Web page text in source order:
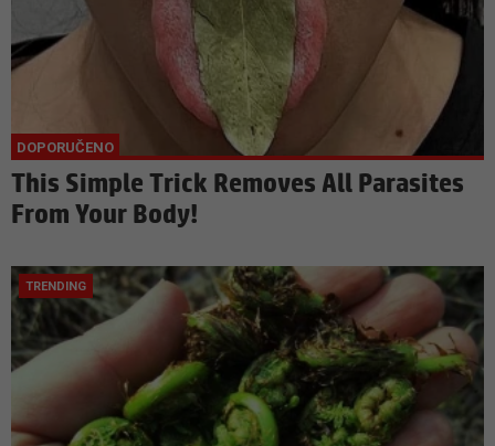
This Simple Trick Removes All Parasites
From Your Body!